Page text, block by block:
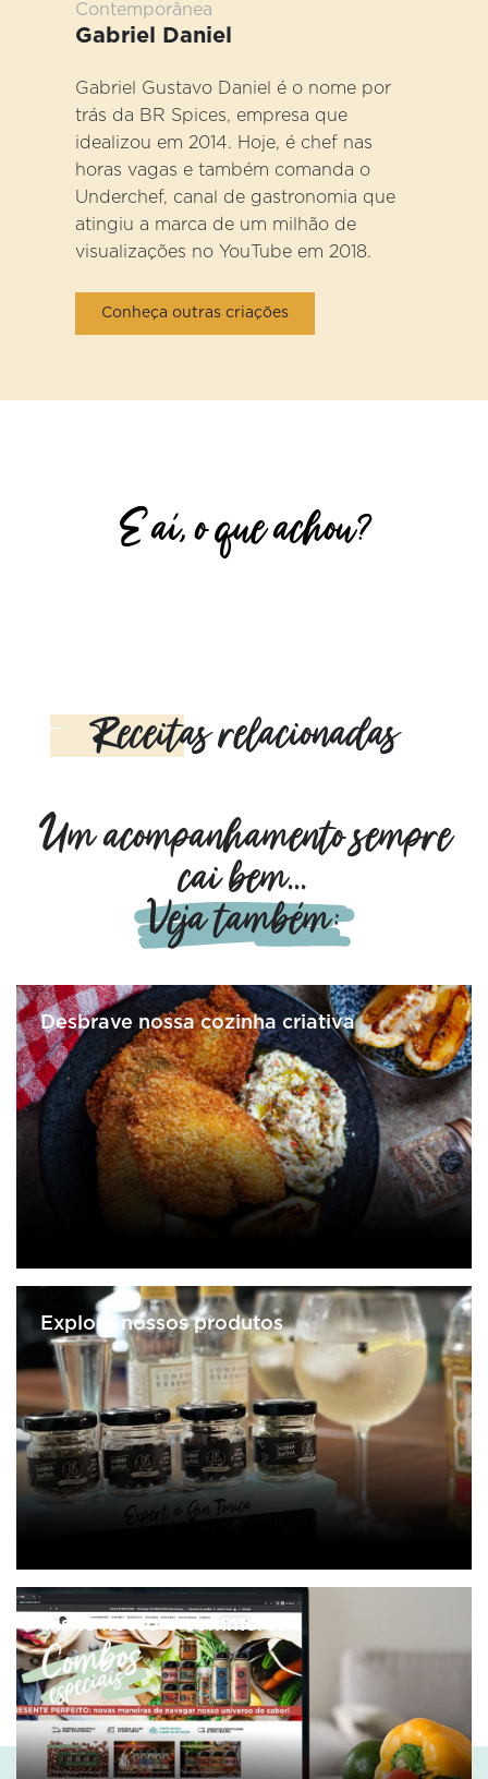
Contemporânea
Gabriel Daniel
Gabriel Gustavo Daniel é o nome por
trás da BR Spices, empresa que
idealizou em 2014. Hoje, é chef nas
horas vagas e também comanda o
Underchef, canal de gastronomia que
atingiu a marca de um milhão de
visualizações no YouTube em 2018.
Conheça outras criações
E aí, o que achou?
Receitas relacionadas
Um acompanhamento sempre
cai bem...
Veja também:
Desbrave nossa cozinha criativa
Explore nossos produtos
Visite nosso e-commerce